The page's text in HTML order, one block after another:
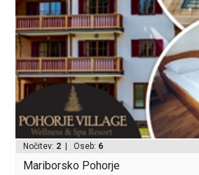
Nočitev: 2 | Oseb: 6
Mariborsko Pohorje